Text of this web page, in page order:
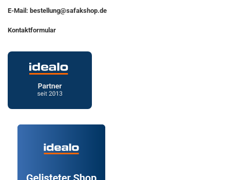
E-Mail: bestellung@safakshop.de
Kontaktformular